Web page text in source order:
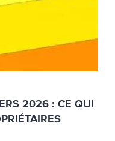
2026 : CE QUI